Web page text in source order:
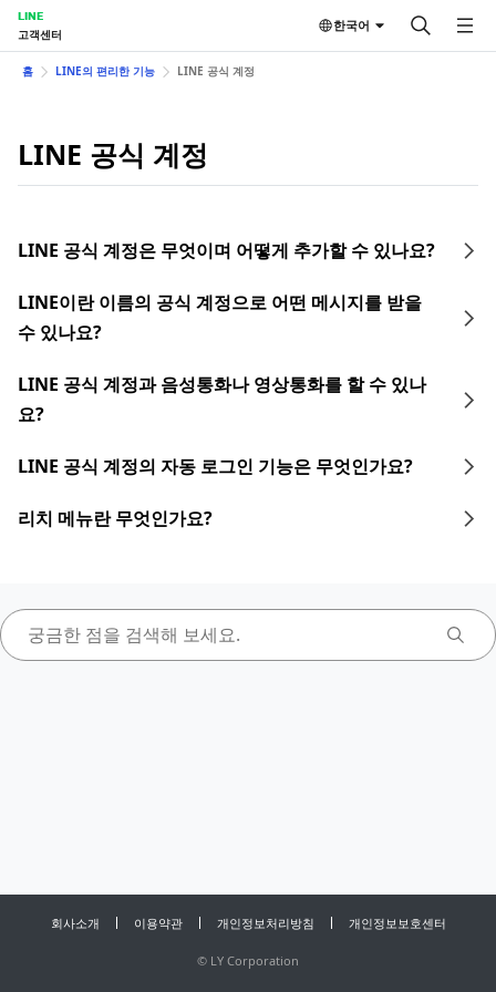
LINE
고객센터
한국어
홈 LINE의 편리한 기능 LINE 공식 계정
LINE 공식 계정
LINE 공식 계정은 무엇이며 어떻게 추가할 수 있나요?
LINE이란 이름의 공식 계정으로 어떤 메시지를 받을
수 있나요?
LINE 공식 계정과 음성통화나 영상통화를 할 수 있나
요?
LINE 공식 계정의 자동 로그인 기능은 무엇인가요?
리치 메뉴란 무엇인가요?
회사소개 이용약관 개인정보처리방침 개인정보보호센터
© LY Corporation